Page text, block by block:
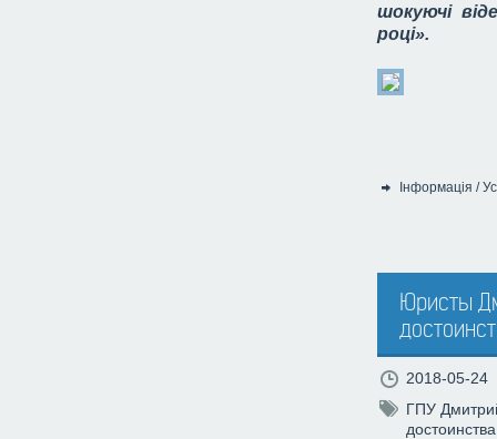
шокуючі
році».
Категорія:
Інформація /
Юристы
2018-05-24
ГПУ
достоинства